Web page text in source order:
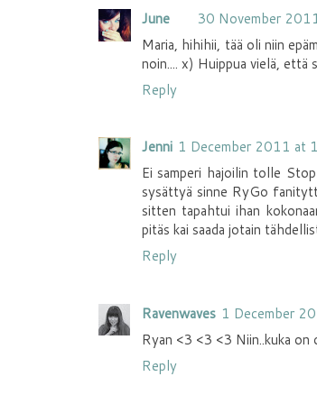
June
30 November
Maria, hihihii, tää oli niin
noin.... x) Huippua vielä, että
Reply
Jenni 1 December 2011 at
Ei samperi hajoilin tolle
sysättyä sinne RyGo
sitten tapahtui ihan
pitäs kai saada jotain
Reply
Ravenwaves 1 December
Ryan <3 <3 <3 Niin..kuka on
Reply